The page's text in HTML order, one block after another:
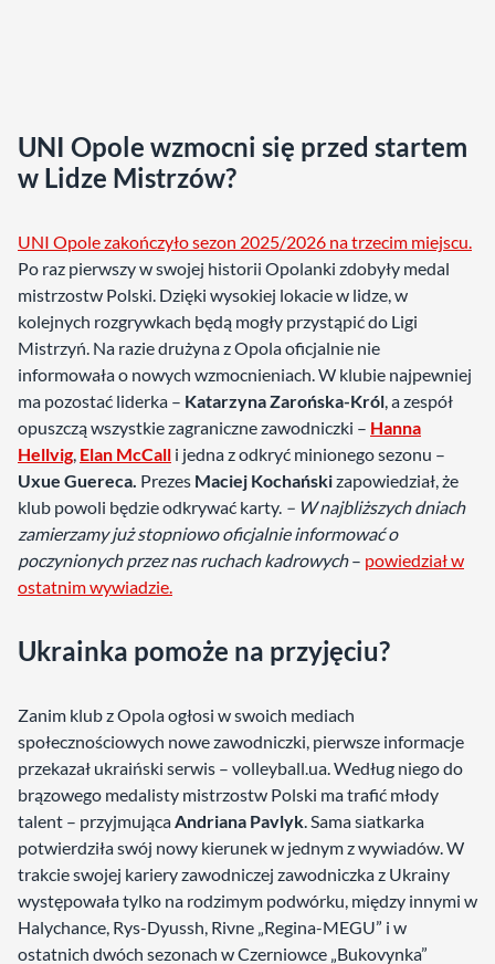
UNI Opole wzmocni się przed startem
w Lidze Mistrzów?
UNI Opole zakończyło sezon 2025/2026 na trzecim miejscu.
Po raz pierwszy w swojej historii Opolanki zdobyły medal
mistrzostw Polski. Dzięki wysokiej lokacie w lidze, w
kolejnych rozgrywkach będą mogły przystąpić do Ligi
Mistrzyń. Na razie drużyna z Opola oficjalnie nie
informowała o nowych wzmocnieniach. W klubie najpewniej
ma pozostać liderka – Katarzyna Zarońska-Król, a zespół
opuszczą wszystkie zagraniczne zawodniczki – Hanna
Hellvig, Elan McCall i jedna z odkryć minionego sezonu –
Uxue Guereca. Prezes Maciej Kochańskizapowiedział, że
klub powoli będzie odkrywać karty. – W najbliższych dniach
zamierzamy już stopniowo oficjalnie informować o
poczynionych przez nas ruchach kadrowych– powiedział w
ostatnim wywiadzie.
Ukrainka pomoże na przyjęciu?
Zanim klub z Opola ogłosi w swoich mediach
społecznościowych nowe zawodniczki, pierwsze informacje
przekazał ukraiński serwis – volleyball.ua. Według niego do
brązowego medalisty mistrzostw Polski ma trafić młody
talent – przyjmującaAndriana Pavlyk. Sama siatkarka
potwierdziła swój nowy kierunek w jednym z wywiadów. W
trakcie swojej kariery zawodniczej zawodniczka z Ukrainy
występowała tylko na rodzimym podwórku, między innymi w
Halychance, Rys-Dyussh, Rivne „Regina-MEGU” i w
ostatnich dwóch sezonach w Czerniowce „Bukovynka”